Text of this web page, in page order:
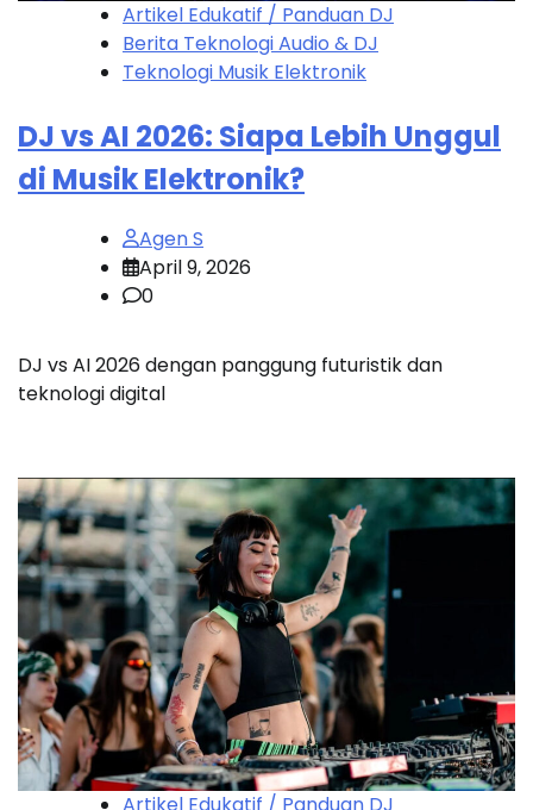
Artikel Edukatif / Panduan DJ
Berita Teknologi Audio & DJ
Teknologi Musik Elektronik
DJ vs AI 2026: Siapa Lebih Unggul
di Musik Elektronik?
Agen S
April 9, 2026
0
DJ vs AI 2026 dengan panggung futuristik dan
teknologi digital
Artikel Edukatif / Panduan DJ